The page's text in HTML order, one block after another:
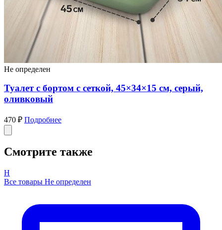
Не определен
Туалет с бортом с сеткой, 45×34×15 см, серый,
оливковый
470 ₽ Подробнее
Смотрите также
Н
Все товары Не определен